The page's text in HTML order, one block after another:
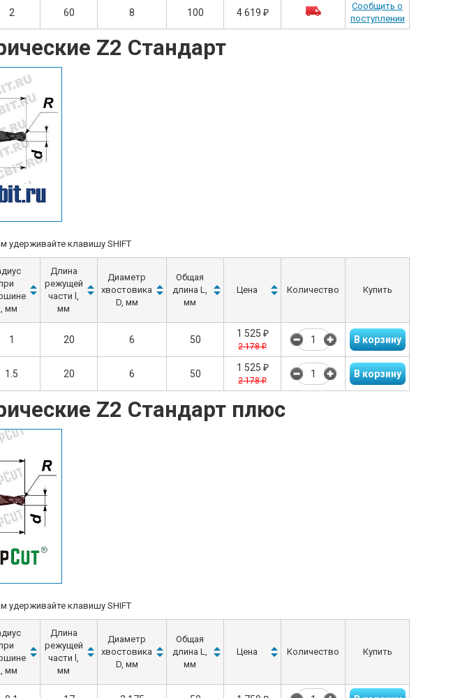
2 60 8 100 4 619 ₽
Сообщить о
поступлении
Z2 Стандарт
удерживайте клавишу SHIFT
мм
Длина
режущей
части l,
мм
Диаметр
хвостовика
D, мм
Общая
длина L,
мм
Цена Количество Купить
1 20 6 50
1 525 ₽
2 178₽
1.5 20 6 50
1 525 ₽
2 178₽
Z2 Стандарт плюс
удерживайте клавишу SHIFT
мм
Длина
режущей
части l,
мм
Диаметр
хвостовика
D, мм
Общая
длина L,
мм
Цена Количество Купить